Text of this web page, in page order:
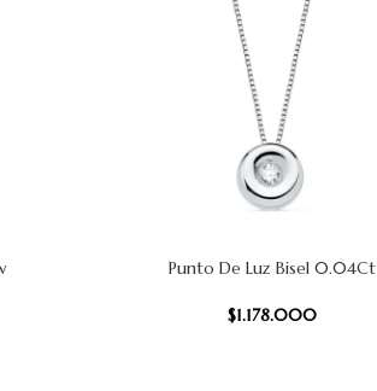
AÑADIR AL CARRITO
Punto De Luz Bisel 0.04Ct
$1.178.000